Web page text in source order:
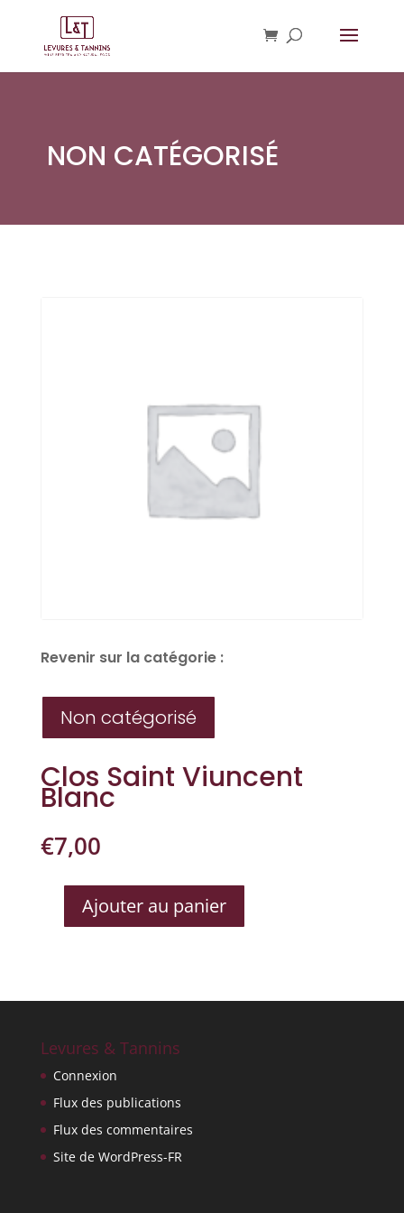
NON CATÉGORISÉ
Revenir sur la catégorie :
Non catégorisé
Clos Saint Viuncent
Blanc
€7,00
QUANTITÉ
VIUNCENT
Ajouter au panier
Levures & Tannins
Connexion
Flux des publications
Flux des commentaires
Site de WordPress-FR